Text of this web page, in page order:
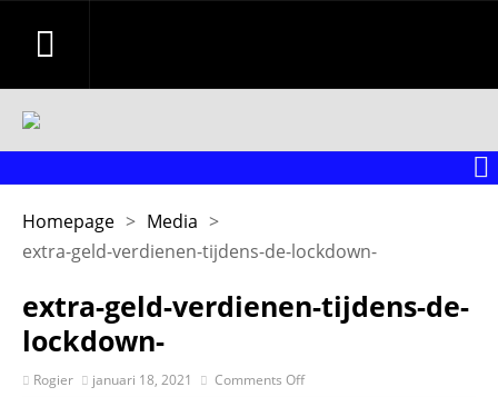
Homepage > Media >
extra-geld-verdienen-tijdens-de-lockdown-
extra-geld-verdienen-tijdens-de-
lockdown-
Rogier januari 18, 2021 Comments Off